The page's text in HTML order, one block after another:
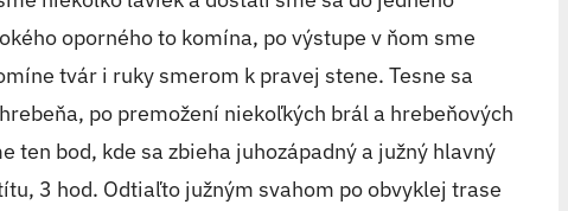
oporného to komína, po výstupe v ňom sme
tvár i ruky smerom k pravej stene. Tesne sa
po premožení niekoľkých brál a hrebeňových
ten bod, kde sa zbieha juhozápadný a južný hlavný
3 hod. Odtiaľto južným svahom po obvyklej trase